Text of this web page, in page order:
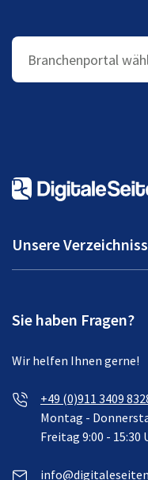
Branchenportal
Unsere
Sie haben Fragen?
Wir helfen Ihnen gerne!
+49 (0)911 3409
Montag -
Freitag 9:00 - 15:30